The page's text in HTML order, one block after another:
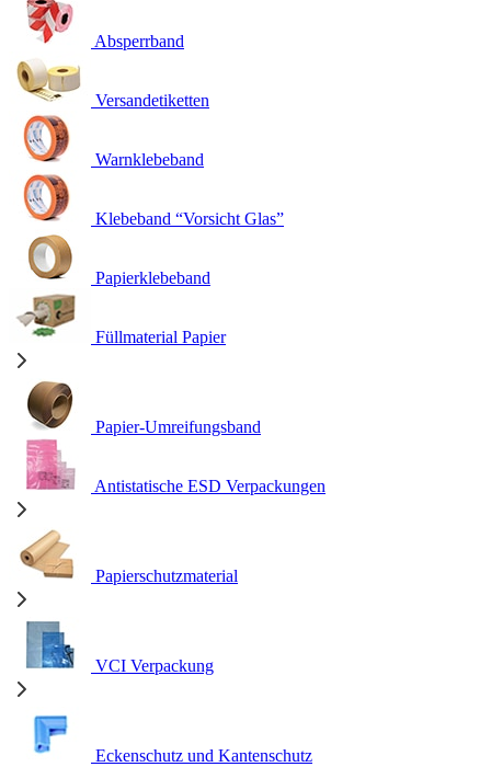
Absperrband
Versandetiketten
Warnklebeband
Klebeband “Vorsicht Glas”
Papierklebeband
Füllmaterial Papier
Papier-Umreifungsband
Antistatische ESD Verpackungen
Papierschutzmaterial
VCI Verpackung
Eckenschutz und Kantenschutz